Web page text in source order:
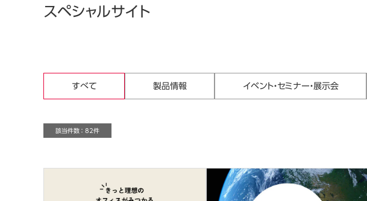
スペシャルサイト
すべて 製品情報 イベント・セミナー・展示会
該当件数 ： 82件